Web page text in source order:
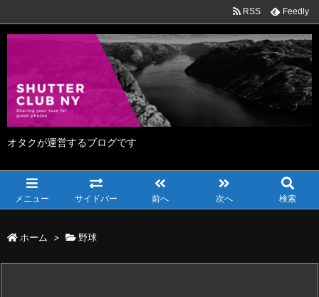
オタクが運営するブログです
メニュー サイドバー 前へ 次へ 検索
RSS Feedly
ホーム > 野球